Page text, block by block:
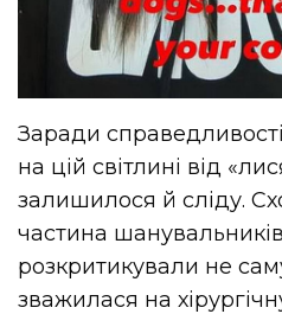
Заради
на цій світлині від
залишилося й сліду.
частина
розкритикували не
зважилася на